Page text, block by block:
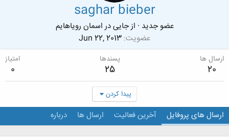
saghar bieber
عضو جدید · ازجایی در اسمان رویاهایم
عضویت Jun 22, 2013
ارسال ها
20
پسندها
25
امتیاز
0
پیدا کردن
ارسال های پروفایل آخرین فعالیت ارسال ها درباره